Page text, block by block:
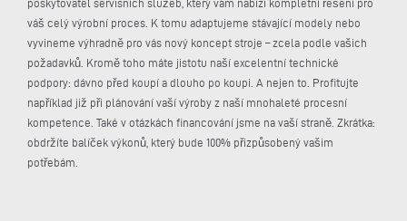
poskytovatel servisních služeb, který vám nabízí kompletní řešení pro
váš celý výrobní proces. K tomu adaptujeme stávající modely nebo
vyvineme výhradně pro vás nový koncept stroje – zcela podle vašich
požadavků. Kromě toho máte jistotu naší excelentní technické
podpory: dávno před koupí a dlouho po koupi. A nejen to. Profitujte
například již při plánování vaší výroby z naší mnohaleté procesní
kompetence. Také v otázkách financování jsme na vaší straně. Zkrátka:
obdržíte balíček výkonů, který bude 100% přizpůsobený vašim
potřebám.